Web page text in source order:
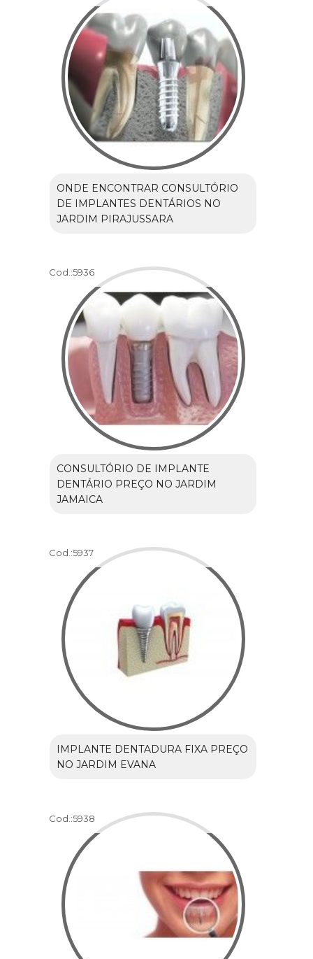
ONDE ENCONTRAR CONSULTÓRIO
DE IMPLANTES DENTÁRIOS NO
JARDIM PIRAJUSSARA
Cod.:5936
CONSULTÓRIO DE IMPLANTE
DENTÁRIO PREÇO NO JARDIM
JAMAICA
Cod.:5937
IMPLANTE DENTADURA FIXA PREÇO
NO JARDIM EVANA
Cod.:5938